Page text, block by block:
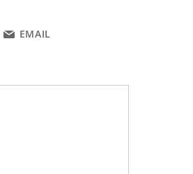
EMAIL